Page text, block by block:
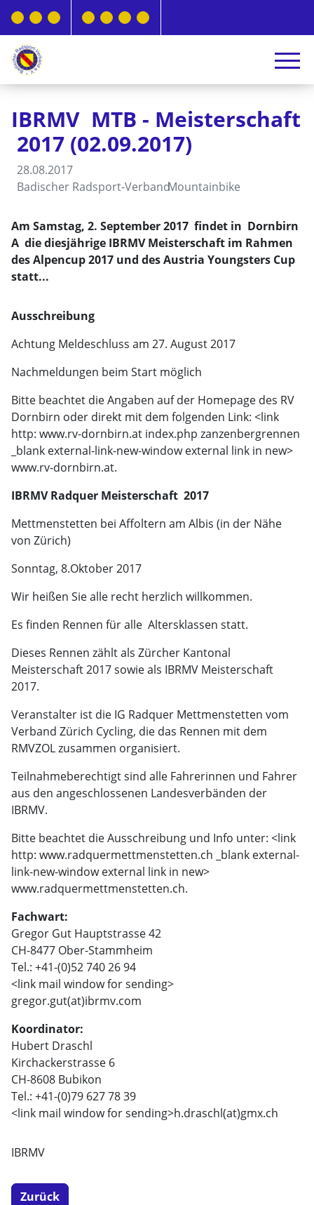
IBRMV MTB - Meisterschaft
2017 (02.09.2017)
28.08.2017
Badischer Radsport-VerbandMountainbike
Am Samstag, 2. September 2017 findet in Dornbirn
A die diesjährige IBRMV Meisterschaft im Rahmen
des Alpencup 2017 und des Austria Youngsters Cup
statt...
Ausschreibung
Achtung Meldeschluss am 27. August 2017
Nachmeldungen beim Start möglich
Bitte beachtet die Angaben auf der Homepage des RV
Dornbirn oder direkt mit dem folgenden Link: <link
http: www.rv-dornbirn.at index.php zanzenbergrennen
_blank external-link-new-window external link in new>
www.rv-dornbirn.at.
IBRMV Radquer Meisterschaft 2017
Mettmenstetten bei Affoltern am Albis (in der Nähe
von Zürich)
Sonntag, 8.Oktober 2017
Wir heißen Sie alle recht herzlich willkommen.
Es finden Rennen für alle Altersklassen statt.
Dieses Rennen zählt als Zürcher Kantonal
Meisterschaft 2017 sowie als IBRMV Meisterschaft
2017.
Veranstalter ist die IG Radquer Mettmenstetten vom
Verband Zürich Cycling, die das Rennen mit dem
RMVZOL zusammen organisiert.
Teilnahmeberechtigt sind alle Fahrerinnen und Fahrer
aus den angeschlossenen Landesverbänden der
IBRMV.
Bitte beachtet die Ausschreibung und Info unter: <link
http: www.radquermettmenstetten.ch _blank external-
link-new-window external link in new>
www.radquermettmenstetten.ch.
Fachwart:
Gregor Gut Hauptstrasse 42
CH-8477 Ober-Stammheim
Tel.: +41-(0)52 740 26 94
<link mail window for sending>
gregor.gut(at)ibrmv.com
Koordinator:
Hubert Draschl
Kirchackerstrasse 6
CH-8608 Bubikon
Tel.: +41-(0)79 627 78 39
<link mail window for sending>h.draschl(at)gmx.ch
IBRMV
Zurück